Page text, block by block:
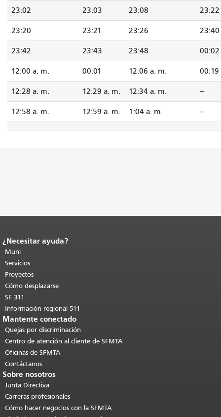
23:02 23:03 23:08 23:22
23:20 23:21 23:26 23:40
23:42 23:43 23:48 00:02
12:00 a. m. 00:01 12:06 a. m. 00:19
12:28 a. m. 12:29 a. m. 12:34 a. m. --
12:58 a. m. 12:59 a. m. 1:04 a. m. --
Fin del contenido de la página.
de esta página se repite en todas las
páginas.Volver al principio del
contenido principal
¿Necesitar ayuda?
Muni
Servicios
Proyectos
Cómo desplazarse
SF 311
Información regional 511
Mantente conectado
Quejas por discriminación
Centro de atención al cliente de SFMTA
Oficinas de SFMTA
Contáctanos
Sobre nosotros
Junta Directiva
Carreras profesionales
Cómo hacer negocios con la SFMTA